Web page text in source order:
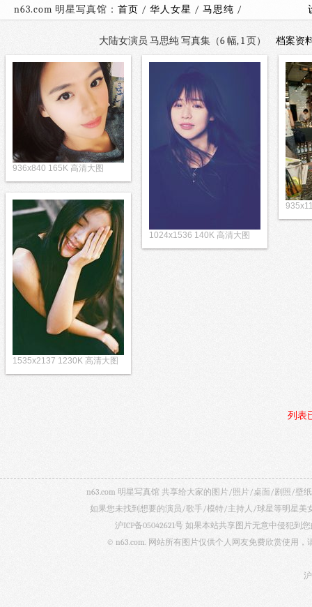
n63.com 明星写真馆： 首页 / 华人女星 / 马思纯 /
大陆女演员 马思纯 写真集（6 幅, 1 页） 档案资
936x840 165K 高清大图
1024x1536 140K 高清大图
1535x2137 1230K 高清大图
列表
n63.com 明星写真馆 共享给大家的图片/照片/桌面/剧照/壁
如果您未找到想要的演员/歌手/模特/主持人/球星等明星美
沪ICP备05042621号 如果本站共享图片无意中侵犯到
© n63.com. 网站所有图片仅供个人网友免费欣赏使用